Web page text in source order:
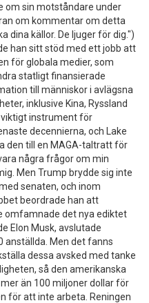
om sin motståndare under
om kommentar om detta
dina källor. De ljuger för dig.")
han sitt stöd med ett jobb att
för globala medier, som
statligt finansierade
till människor i avlägsna
inklusive Kina, Ryssland
instrument för
decennierna, och Lake
den till en MAGA-taltratt för
några frågor om min
Men Trump brydde sig inte
senaten, och inom
beordrade han att
omfamnade det nya ediktet
Elon Musk, avslutade
anställda. Men det fanns
dessa avsked med tanke
så den amerikanska
än 100 miljoner dollar för
för att inte arbeta. Reningen